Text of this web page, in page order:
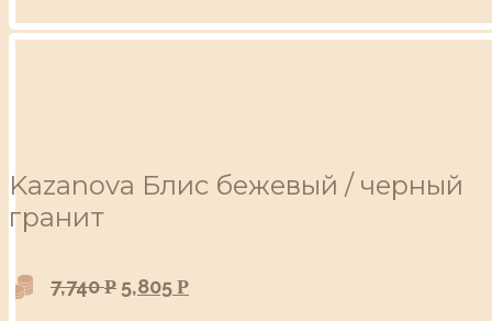
Kazanova Блис бежевый / черный
гранит
7,740Р 5,805 Р